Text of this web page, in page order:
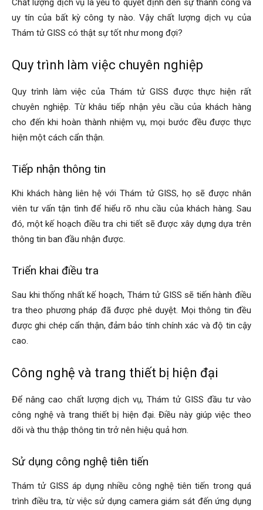
Giss
Chất lượng dịch vụ là yếu tố quyết định đến sự thành công và
uy tín của bất kỳ công ty nào. Vậy chất lượng dịch vụ của
Thám tử GISS có thật sự tốt như mong đợi?
Quy trình làm việc chuyên nghiệp
Quy trình làm việc của Thám tử GISS được thực hiện rất
chuyên nghiệp. Từ khâu tiếp nhận yêu cầu của khách hàng
cho đến khi hoàn thành nhiệm vụ, mọi bước đều được thực
hiện một cách cẩn thận.
Tiếp nhận thông tin
Khi khách hàng liên hệ với Thám tử GISS, họ sẽ được nhân
viên tư vấn tận tình để hiểu rõ nhu cầu của khách hàng. Sau
đó, một kế hoạch điều tra chi tiết sẽ được xây dựng dựa trên
thông tin ban đầu nhận được.
Triển khai điều tra
Sau khi thống nhất kế hoạch, Thám tử GISS sẽ tiến hành điều
tra theo phương pháp đã được phê duyệt. Mọi thông tin đều
được ghi chép cẩn thận, đảm bảo tính chính xác và độ tin cậy
cao.
Công nghệ và trang thiết bị hiện đại
Để nâng cao chất lượng dịch vụ, Thám tử GISS đầu tư vào
công nghệ và trang thiết bị hiện đại. Điều này giúp việc theo
dõi và thu thập thông tin trở nên hiệu quả hơn.
Sử dụng công nghệ tiên tiến
Thám tử GISS áp dụng nhiều công nghệ tiên tiến trong quá
trình điều tra, từ việc sử dụng camera giám sát đến ứng dụng